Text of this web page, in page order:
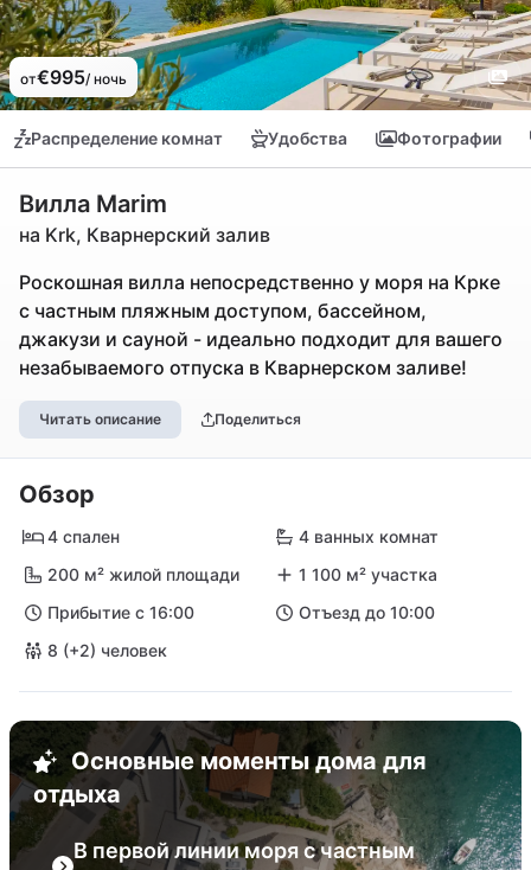
от€995/ ночь
Распределение комнат Удобства Фотографии
Вилла Marim
на Krk, Кварнерский залив
Роскошная вилла непосредственно у моря на Крке
с частным пляжным доступом, бассейном,
джакузи и сауной - идеально подходит для вашего
незабываемого отпуска в Кварнерском заливе!
Читать описание Поделиться
Обзор
4 спален
4 ванных комнат
200 м² жилой площади
1 100 м² участка
Прибытие с 16:00
Отъезд до 10:00
8 (+2) человек
Основные моменты дома для
отдыха
В первой линии моря с частным